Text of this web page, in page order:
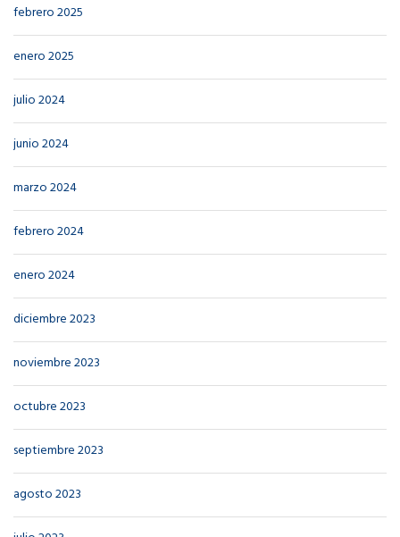
febrero 2025
enero 2025
julio 2024
junio 2024
marzo 2024
febrero 2024
enero 2024
diciembre 2023
noviembre 2023
octubre 2023
septiembre 2023
agosto 2023